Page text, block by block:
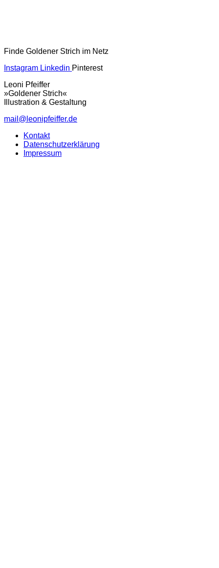
Finde Goldener Strich im Netz
Instagram Linkedin Pinterest
Leoni Pfeiffer
»Goldener Strich«
Illustration & Gestaltung
mail@leonipfeiffer.de
Kontakt
Datenschutzerklärung
Impressum